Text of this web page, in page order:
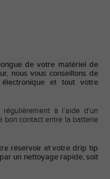
de votre matériel de
nous vous conseillons de
et tout votre
à l’aide d’un
bon contact entre la batterie
réservoir et votre drip tip
un nettoyage rapide, soit